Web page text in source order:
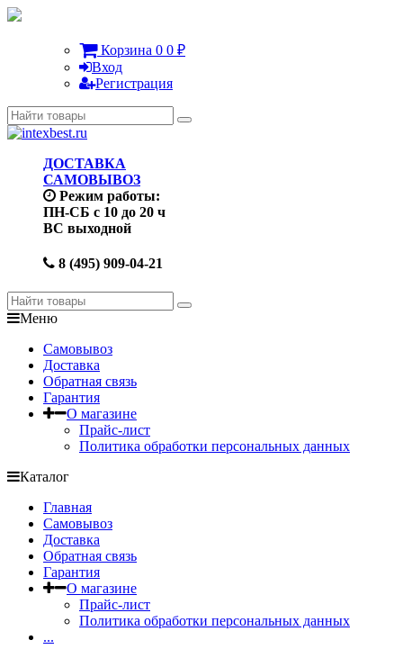
Корзина 0 0 ₽
Вход
Регистрация
ДОСТАВКА
САМОВЫВОЗ
Режим работы:
ПН-СБ с 10 до 20 ч
ВС выходной
8 (495) 909-04-21
Меню
Самовывоз
Доставка
Обратная связь
Гарантия
О магазине
Прайс-лист
Политика обработки персональных данных
Каталог
Главная
Самовывоз
Доставка
Обратная связь
Гарантия
О магазине
Прайс-лист
Политика обработки персональных данных
...